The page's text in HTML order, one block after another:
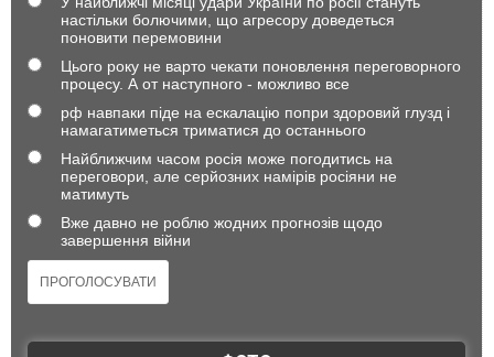
настільки болючими, що агресору доведеться
поновити перемовини
Цього року не варто чекати поновлення переговорного
процесу. А от наступного - можливо все
рф навпаки піде на ескалацію попри здоровий глузд і
намагатиметься триматися до останнього
Найближчим часом росія може погодитись на
переговори, але серйозних намірів росіяни не
матимуть
Вже давно не роблю жодних прогнозів щодо
завершення війни